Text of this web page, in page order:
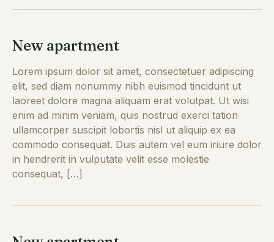
New apartment
Lorem ipsum dolor sit amet, consectetuer adipiscing
elit, sed diam nonummy nibh euismod tincidunt ut
laoreet dolore magna aliquam erat volutpat. Ut wisi
enim ad minim veniam, quis nostrud exerci tation
ullamcorper suscipit lobortis nisl ut aliquip ex ea
commodo consequat. Duis autem vel eum iriure dolor
in hendrerit in vulputate velit esse molestie
consequat, […]